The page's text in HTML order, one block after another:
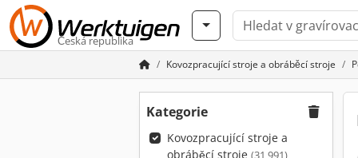
Česká republika
Kovozpracující stroje a obráběcí stroje
Kategorie
Kovozpracující stroje a
obráběcí stroje (31 991)